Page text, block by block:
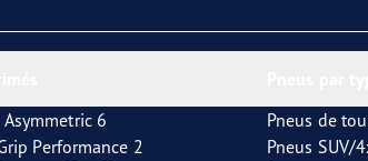
Asymmetric 6
Performance 2
Pneus de
Pneus SUV/